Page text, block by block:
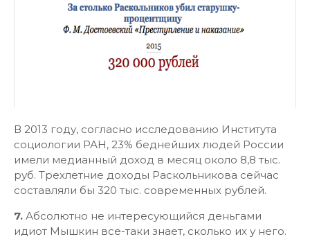
В 2013 году, согласно исследованию Института
социологии РАН, 23% беднейших людей России
имели медианный доход в месяц около 8,8 тыс.
руб. Трехлетние доходы Раскольникова сейчас
составляли бы 320 тыс. современных рублей.
7. Абсолютно не интересующийся деньгами
идиот Мышкин все-таки знает, сколько их у него.